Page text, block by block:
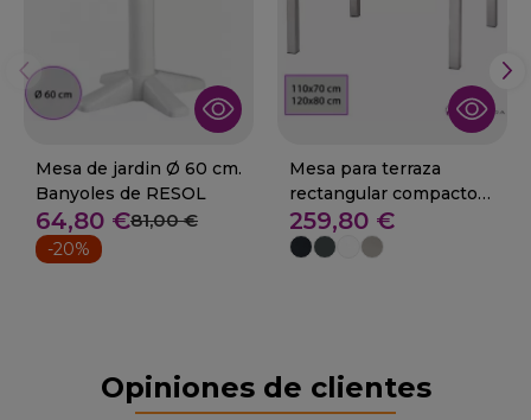
Mesa de jardin Ø 60 cm.
Banyoles de RESOL
64,80 €81,00 €
-20%
Mesa para terraza
rectangular compacto
01-SEMPERE
259,80 €
Opiniones de clientes